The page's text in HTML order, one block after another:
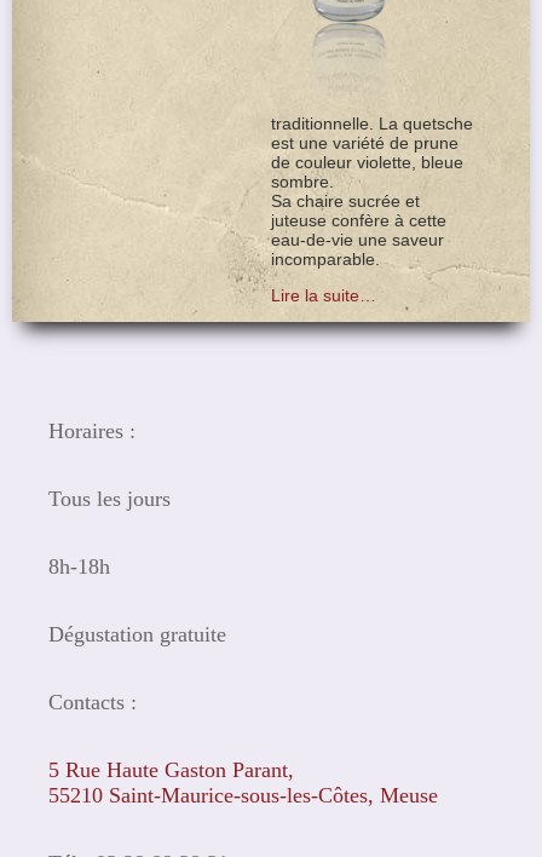
traditionnelle. La quetsche
est une variété de prune
de couleur violette, bleue
sombre.
Sa chaire sucrée et
juteuse confère à cette
eau-de-vie une saveur
incomparable.
Lire la suite…
Horaires :
Tous les jours
8h-18h
Dégustation gratuite
Contacts :
5 Rue Haute Gaston Parant,
55210 Saint-Maurice-sous-les-Côtes, Meuse